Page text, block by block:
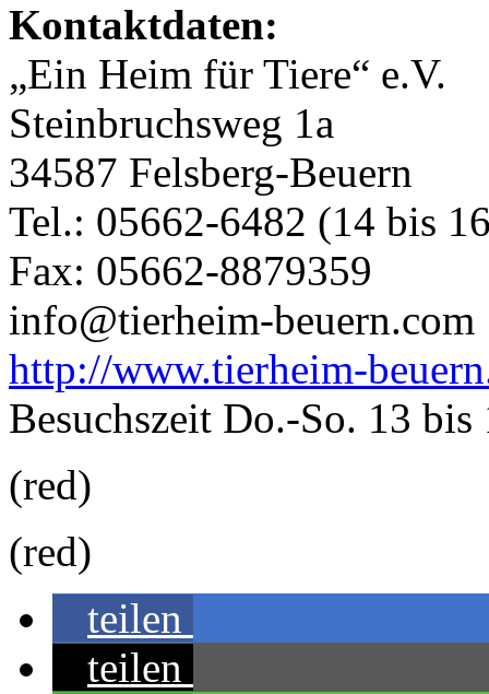
Kontaktdaten:
„Ein Heim für Tiere“ e.V.
Steinbruchsweg 1a
34587 Felsberg-Beuern
Tel.: 05662-6482 (14 bis
Fax: 05662-8879359
info@tierheim-beuern.com
http://www.tierheim-
Besuchszeit Do.-So. 13 bis
(red)
(red)
teilen
teilen